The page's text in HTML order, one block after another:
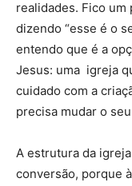
realidades. Fico
dizendo “esse é o
entendo que é a
Jesus: uma igreja
cuidado com a
precisa mudar o
A estrutura da
conversão, porque